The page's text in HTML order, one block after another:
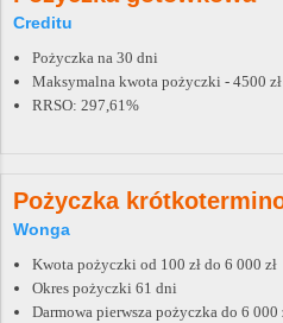
Creditu
Pożyczka na 30 dni
Maksymalna kwota pożyczki - 4500 zł
RRSO: 297,61%
Pożyczka
Wonga
Kwota pożyczki od 100 zł do 6 000 zł
Okres pożyczki 61 dni
Darmowa pierwsza pożyczka do 6 000